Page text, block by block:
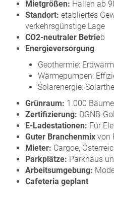
Mietgrößen: Hallen ab
Standort: etabliertes
verkehrsgünstige Lage
CO2-neutraler Betrieb
Energieversorgung
Geothermie:
Wärmepumpen:
Solarenergie:
Grünraum: 1.000
Zertifizierung: DGNB-
E-Ladestationen: Für
Guter Branchenmix von
Mieter: Cargoe,
Parkplätze: Parkhaus
Arbeitsumgebung:
Cafeteria geplant